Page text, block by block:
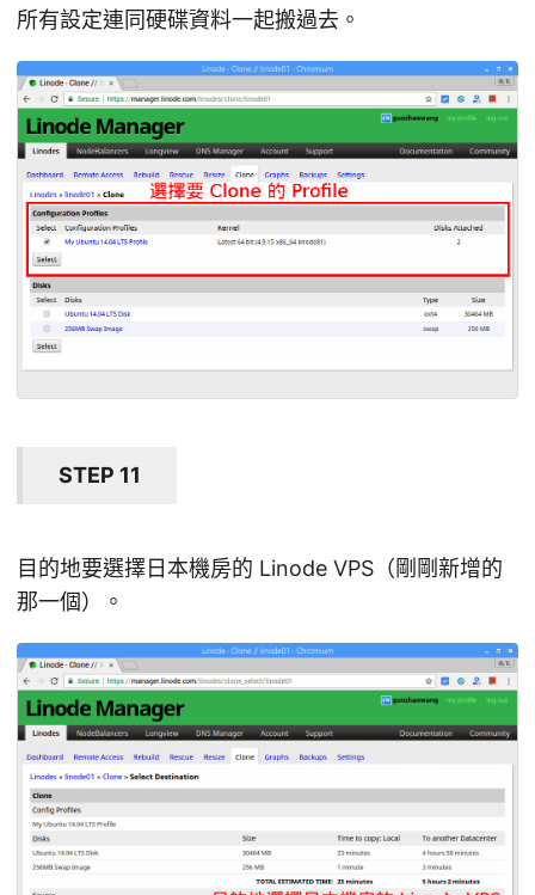
所有設定連同硬碟資料一起搬過去。
STEP 11
目的地要選擇日本機房的 Linode VPS（剛剛新增的
那一個）。